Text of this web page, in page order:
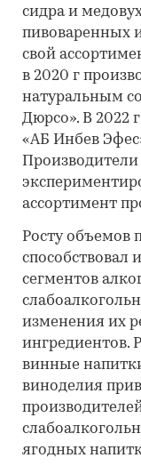
сидра и
пивоваренных
свой
в 2020 г
натуральным
Дюрсо». В 2022
«АБ Инбев
ассортимент
Росту объемов
способствовал
сегментов
изменения их
ингредиентов.
винные
виноделия
ягодных